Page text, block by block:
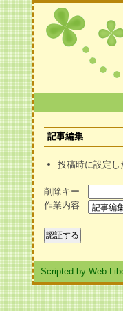
記事編集
投稿時に設定し
削除キー
作業内容
Scripted by Web